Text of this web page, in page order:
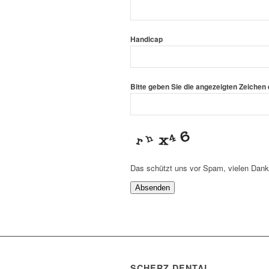
Your
Handicap
Bitte geben Sie die angezeigten Zeichen
Das schützt uns vor Spam, vielen
Absenden